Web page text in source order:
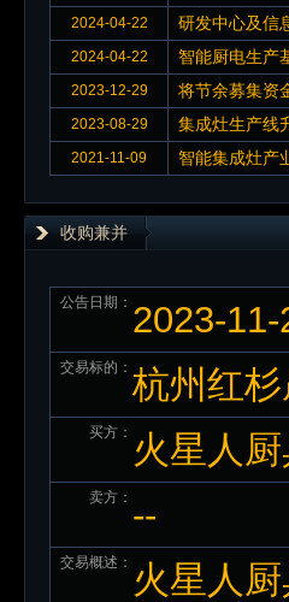
2024-04-22 研发中心及信
2024-04-22 智能厨电生产
2023-12-29 将节余募集资
2023-08-29 集成灶生产线
2021-11-09 智能集成灶产
收购兼并
公告日期： 2023-11-
交易标的： 杭州红
买方： 火星人
卖方： --
交易概述： 火星人